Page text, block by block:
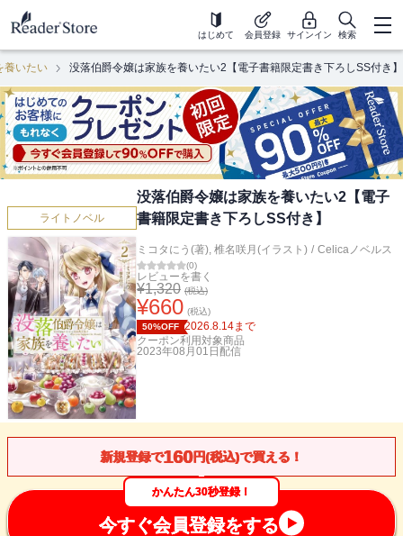
はじめて 会員登録 サインイン 検索
養いたい 没落伯爵令嬢は家族を養いたい2【電子書籍限定書き下ろしSS付き】
ライトノベル
没落伯爵令嬢は家族を養いたい2【電子
書籍限定書き下ろしSS付き】
ミコタにう(著), 椎名咲月(イラスト) / Celicaノベルス
(0)
レビューを書く
¥1,320 (税込)
¥660 (税込)
50%OFF 2026.8.14まで
クーポン利用対象商品
2023年08月01日 配信
新規登録で160円(税込)で買える！
かんたん30秒登録！
今すぐ会員登録をする